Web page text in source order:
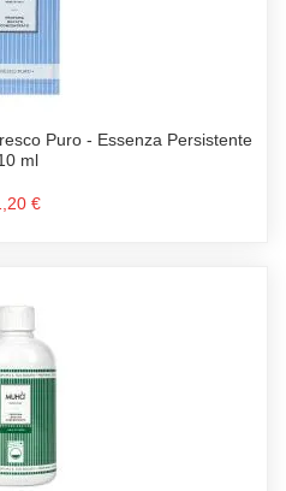
Puro - Essenza Persistente
ml
€